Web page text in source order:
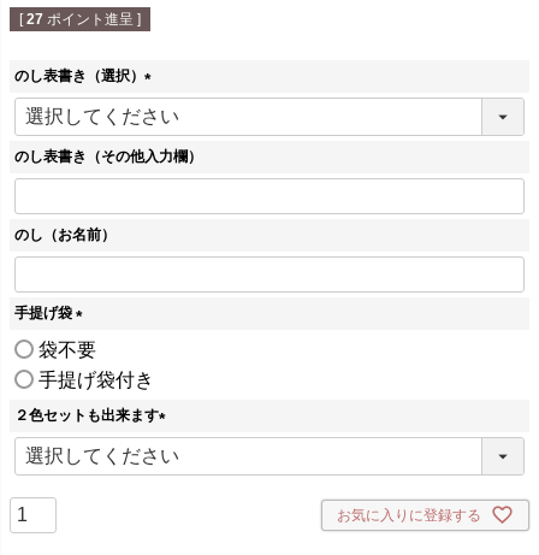
[ 27 ポイント進呈 ]
のし表書き（選択）
(
必
須
のし表書き（その他入力欄）
のし（お名前）
手提げ袋
(
須
)
袋不要
手提げ袋付き
２色セットも出来ます
必
お気に入りに登録する